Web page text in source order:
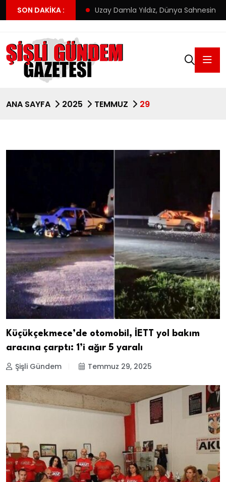
SON DAKIKA :
yeni adresi Uzay Damla Yıldız, Dünya Sahnesinde
ANA SAYFA 2025 TEMMUZ 29
Küçükçekmece’de otomobil, İETT yol bakım
aracına çarptı: 1’i ağır 5 yaralı
Şişli Gündem Temmuz 29, 2025